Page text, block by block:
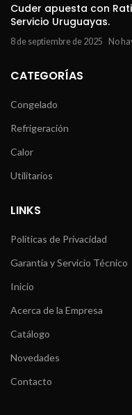
Cuder apuesta con
Servicio Uruguayas.
8 de septiembre de 2025 No
CATEGORÍAS
Congelado
Refrigeración
Calor
Utilitarios
LINKS
Políticas de Privacidad
Garantía y Servicio Técnico
Inicio
Acerca de la Empresa
Catálogo
Novedades
Contacto